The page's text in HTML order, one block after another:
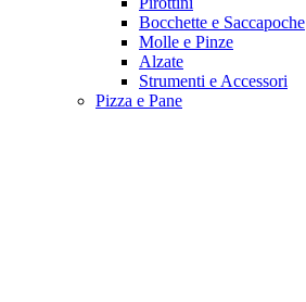
Bocchette e Saccapoche
Molle e Pinze
Alzate
Strumenti e Accessori
Pizza e Pane